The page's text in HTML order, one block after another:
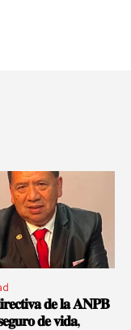
𝐝𝐞 𝐥𝐚 𝐀𝐍𝐏𝐁
𝐝𝐞 𝐯𝐢𝐝𝐚,